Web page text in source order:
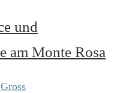
und
am Monte Rosa